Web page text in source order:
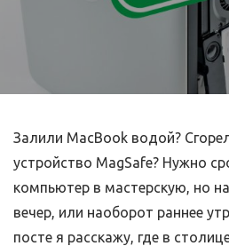
Залили MacBook водой?
устройство MagSafe? Нужно
компьютер в мастерскую, но
вечер, или наоборот раннее
посте я расскажу, где в